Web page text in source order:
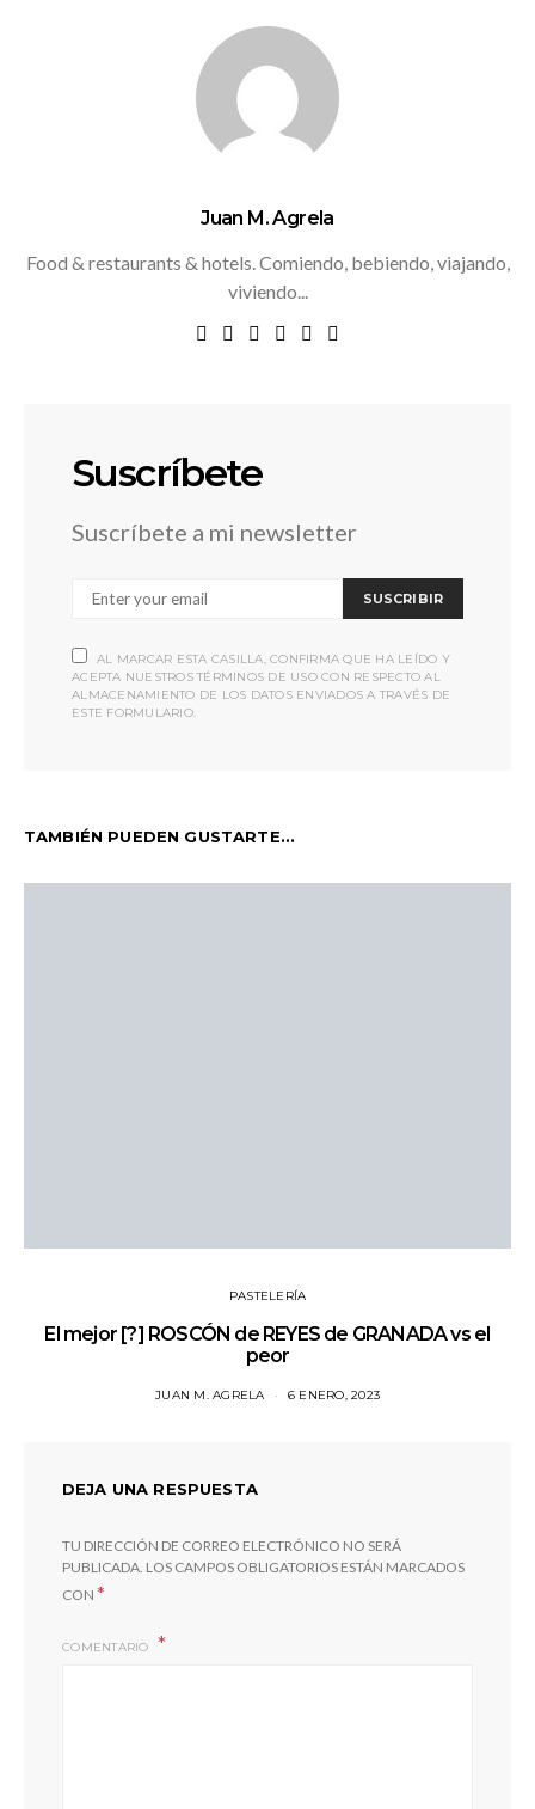
Juan M. Agrela
Food & restaurants & hotels. Comiendo, bebiendo, viajando,
viviendo...
Suscríbete
Suscríbete a mi newsletter
SUSCRIBIR
AL MARCAR ESTA CASILLA, CONFIRMA QUE HA LEÍDO Y
ACEPTA NUESTROS TÉRMINOS DE USO CON RESPECTO AL
ALMACENAMIENTO DE LOS DATOS ENVIADOS A TRAVÉS DE
ESTE FORMULARIO.
TAMBIÉN PUEDEN GUSTARTE...
PASTELERÍA
El mejor [?] ROSCÓN de REYES de GRANADA vs el
peor
JUAN M. AGRELA 6 ENERO, 2023
DEJA UNA RESPUESTA
TU DIRECCIÓN DE CORREO ELECTRÓNICO NO SERÁ
PUBLICADA. LOS CAMPOS OBLIGATORIOS ESTÁN MARCADOS
CON *
COMENTARIO